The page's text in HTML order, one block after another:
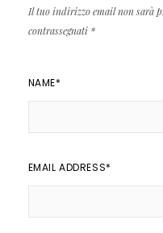
Il tuo indirizzo email non sarà
contrassegnati *
NAME*
EMAIL ADDRESS*